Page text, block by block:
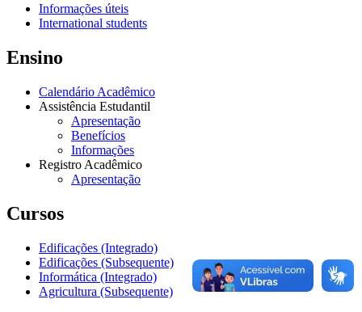
Informações úteis
International students
Ensino
Calendário Acadêmico
Assistência Estudantil
Apresentação
Benefícios
Informações
Registro Acadêmico
Apresentação
Cursos
Edificações (Integrado)
Edificações (Subsequente)
Informática (Integrado)
Agricultura (Subsequente)